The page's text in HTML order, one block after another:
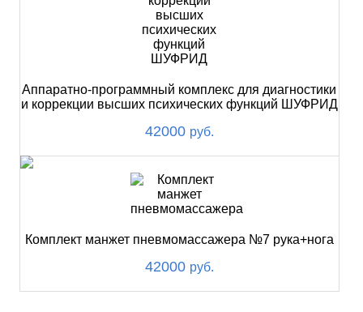
Аппаратно-программный комплекс для диагностики
и коррекции высших психических функций ШУФРИД
42000 руб.
Комплект манжет пневмомассажера №7 рука+нога
42000 руб.